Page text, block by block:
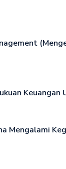
Keuangan
Mengalami